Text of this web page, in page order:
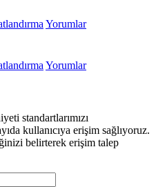
Yorumlar
Yorumlar
standartlarımızı
kullanıcıya erişim sağlıyoruz.
belirterek erişim talep